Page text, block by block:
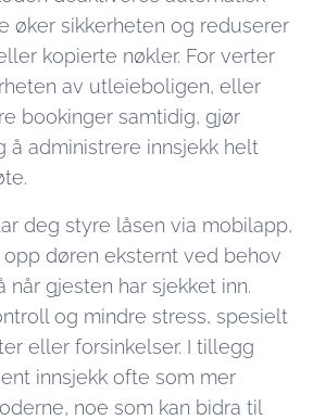
øker sikkerheten og reduserer
kopierte nøkler. For verter
av utleieboligen, eller
bookinger samtidig, gjør
å administrere innsjekk helt
deg styre låsen via mobilapp,
døren eksternt ved behov
gjesten har sjekket inn.
og mindre stress, spesielt
eller forsinkelser. I tillegg
innsjekk ofte som mer
noe som kan bidra til